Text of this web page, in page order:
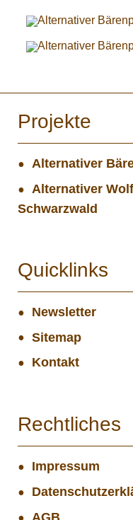
Projekte
Alternativer
Alternativer
Schwarzwald
Quicklinks
Newsletter
Sitemap
Kontakt
Rechtliches
Impressum
AGB